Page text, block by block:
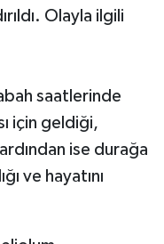
Olayla ilgili
saatlerinde
için geldiği,
ise durağa
ve hayatını